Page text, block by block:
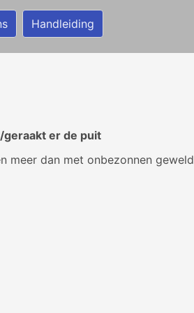
Handleiding
geraakt er de puit
meer dan met onbezonnen geweld